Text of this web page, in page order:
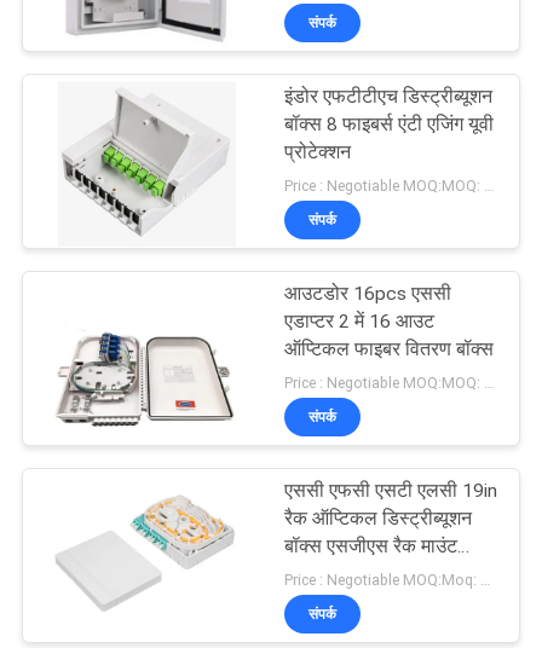
ऑप्टिकल फाइबर पिगटेल
फाइबर ऑप्टिक ब्याह बंद
फाइबर ऑप्टिक एडेप्टर
संपर्क
इंडोर एफटीटीएच डिस्ट्रीब्यूशन
बॉक्स 8 फाइबर्स एंटी एजिंग यूवी
प्रोटेक्शन
Price : Negotiable MOQ:MOQ: 100
संपर्क
आउटडोर 16pcs एससी
एडाप्टर 2 में 16 आउट
ऑप्टिकल फाइबर वितरण बॉक्स
संपर्क
एससी एफसी एसटी एलसी 19in
रैक ऑप्टिकल डिस्ट्रीब्यूशन
बॉक्स एसजीएस रैक माउंट
टर्मिनल बॉक्स
संपर्क